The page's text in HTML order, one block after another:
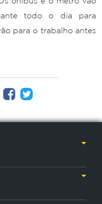
todo o dia para
para o trabalho antes